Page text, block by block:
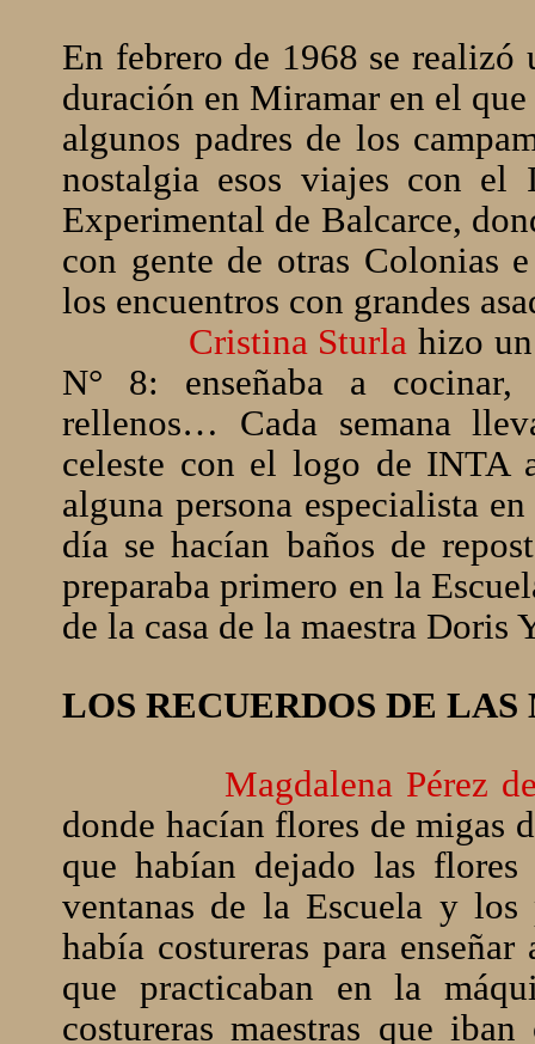
En febrero de 1968 se
duración en Miramar en el
algunos padres de los
nostalgia esos viajes con
Experimental de Balcarce,
con gente de otras Colonias
los encuentros con grandes
Cristina Sturla hizo
N° 8: enseñaba a cocinar,
rellenos… Cada semana
celeste con el logo de INTA
alguna persona especialista
día se hacían baños de
preparaba primero en la
de la casa de la maestra Doris
LOS RECUERDOS DE
Magdalena Pérez
donde hacían flores de migas
que habían dejado las
ventanas de la Escuela y
había costureras para
que practicaban en la
costureras maestras que